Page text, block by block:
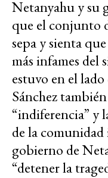
Netanyahu y su
que el conjunto
sepa y sienta
más infames del
estuvo en el
Sánchez
“indiferencia” y
de la
gobierno de
“detener la